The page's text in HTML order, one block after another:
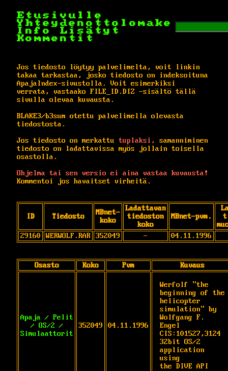
Etusivulle
Yhteydenottolomake
Info
Lisätyt
Kommentit
Jos tiedosto löytyy palvelimelta, voit linkin
takaa tarkastaa, josko tiedosto on indeksoituna
ApajaIndex-sivustolla. Voit esimerkiksi
verrata, vastaako FILE_ID.DIZ -sisältö tällä
sivulla olevaa kuvausta.
BLAKE3/b3sum otettu palvelimella olevasta
tiedostosta.
Jos tiedosto on merkattu tuplaksi,
samanniminen
tiedosto on ladattavissa myös jollain toisella
osastolla.
Ohjelma tai sen versio ei aina vastaa kuvausta!
Kommentoi jos havaitset virheitä.
ID Tiedosto
MBnet-
koko
Ladattavan
tiedoston
koko
MBnet-pvm.
29160
WERWOLF.RAR 352049 - 04.11.1996
Osasto Koko Pvm Kuvaus
Apaja / Pelit
/ OS/2 /
Simulaattorit
352049 04.11.1996
Werfolf "the
beginning of the
helicopter
simulation" by
Wolfgang F.
Engel
CIS:101527,3124
32bit OS/2
application
using
the DIVE API